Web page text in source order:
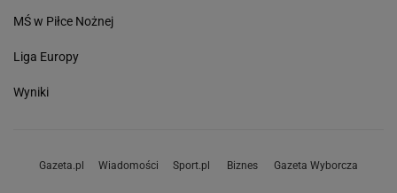
MŚ w Piłce Nożnej
Liga Europy
Wyniki
Gazeta.pl Wiadomości Sport.pl Biznes Gazeta Wyborcza